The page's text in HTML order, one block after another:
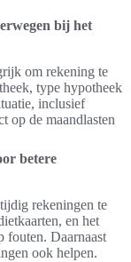
bij het
om rekening te
type hypotheek
inclusief
op de maandlasten
betere
rekeningen te
en het
fouten. Daarnaast
ook helpen.